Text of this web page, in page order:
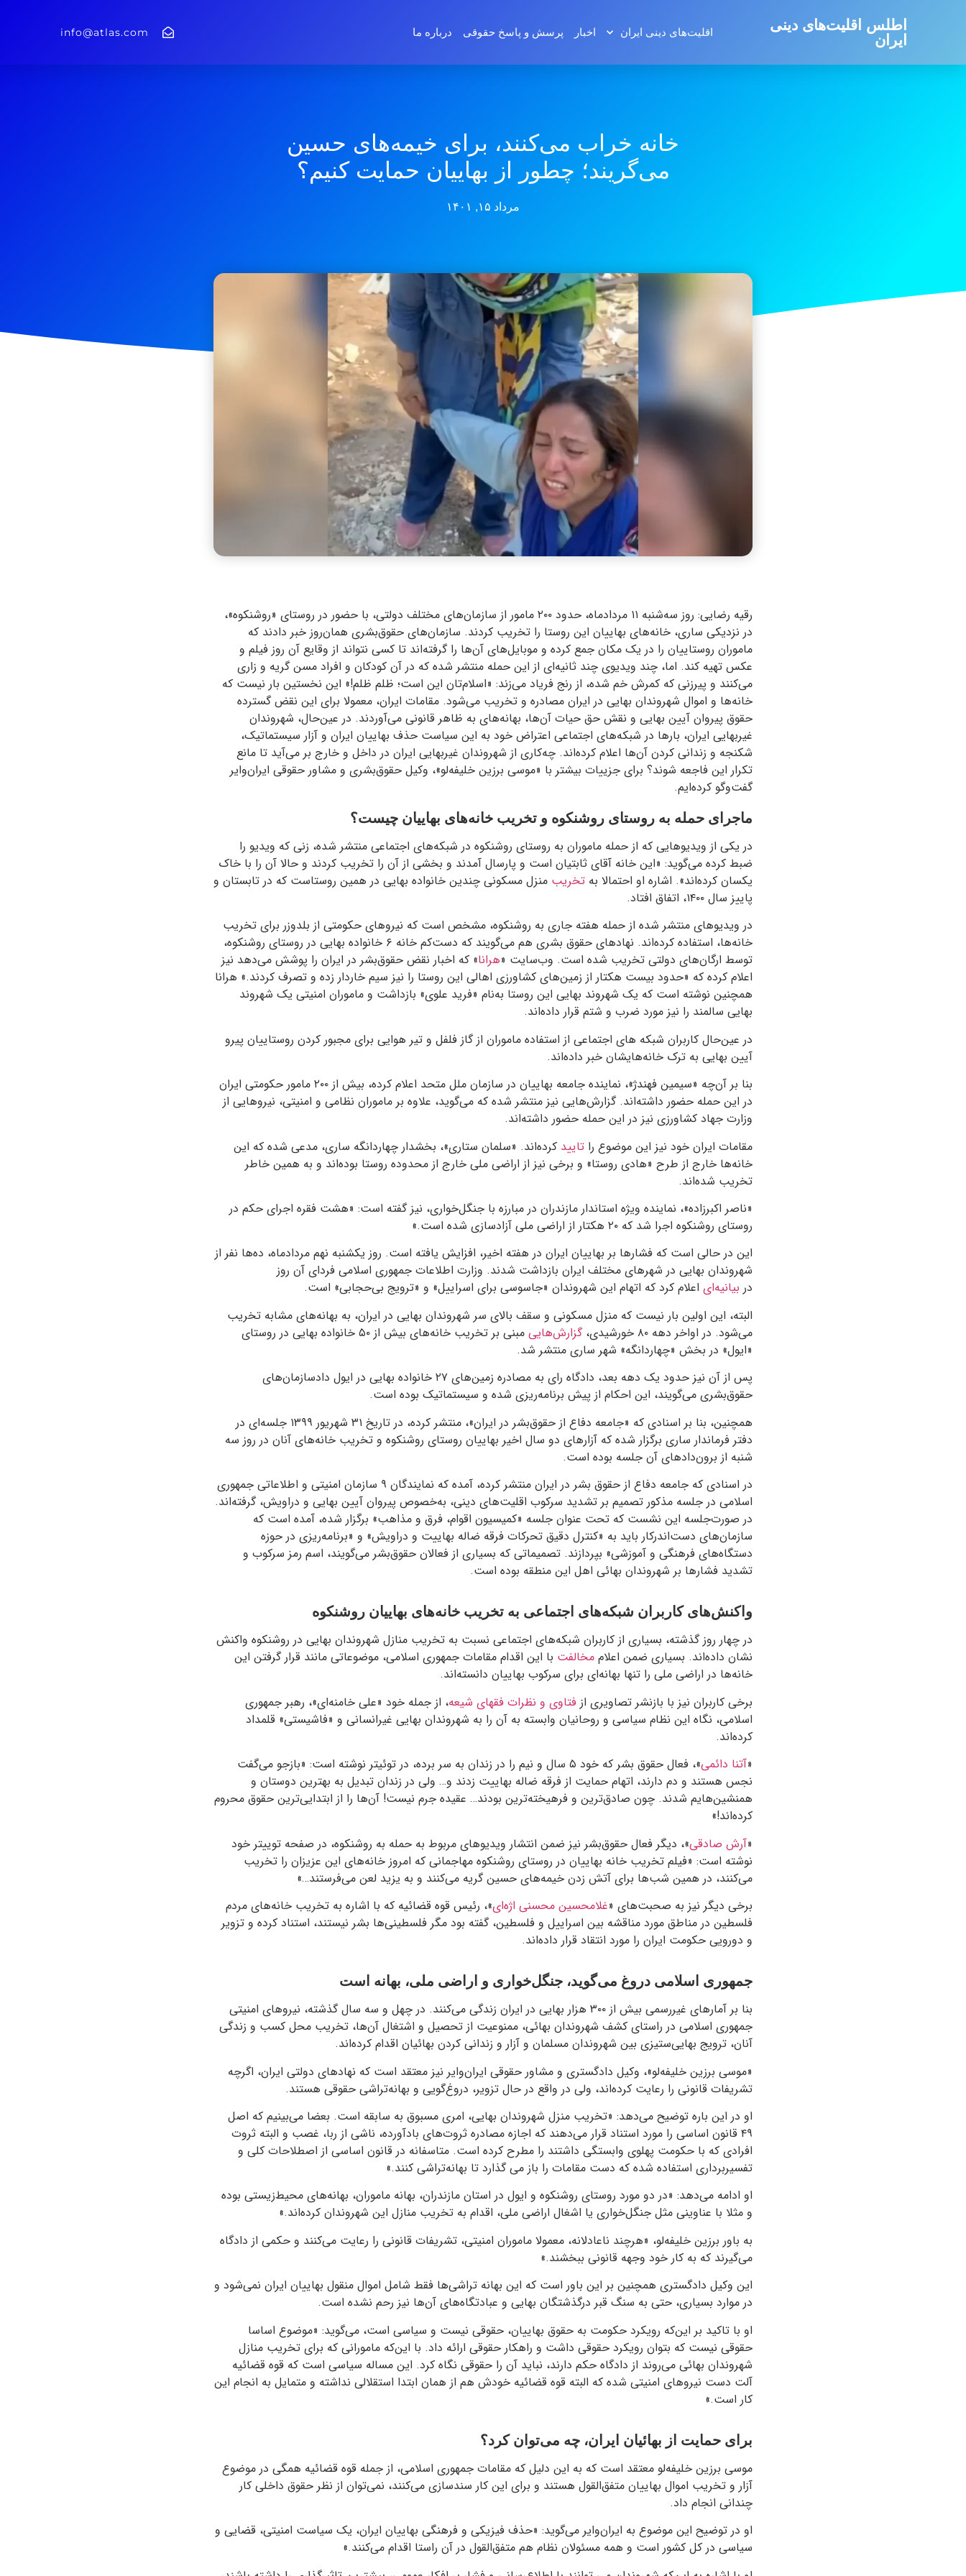
اطلس اقلیت‌های دینی
ایران
اقلیت‌های دینی ایران اخبار پرسش و پاسخ‌ حقوقی درباره ما info@atlas.com
خانه خراب می‌کنند، برای خیمه‌های حسین
می‌گریند؛ چطور از بهاییان حمایت کنیم؟
مرداد ۱۵, ۱۴۰۱
رقیه رضایی: روز سه‌شنبه ۱۱ مردادماه، حدود ۲۰۰ مامور از سازمان‌های مختلف دولتی، با حضور در روستای «روشنکوه»،
در نزدیکی ساری، خانه‌های بهاییان این روستا را تخریب کردند. سازمان‌های حقوق‌بشری همان‌روز خبر دادند که
ماموران روستاییان را در یک مکان جمع کرده و موبایل‌های آن‌ها را گرفته‌اند تا کسی نتواند از وقایع آن روز فیلم و
عکس تهیه کند. اما، چند ویدیوی چند ثانیه‌ای از این حمله منتشر شده که در آن کودکان و افراد مسن گریه و زاری
می‌کنند و پیرزنی که کمرش خم شده، از رنج فریاد می‌زند: «اسلام‌تان این است؛ ظلم ظلم!» این نخستین بار نیست که
خانه‌ها و اموال شهروندان بهایی در ایران مصادره و تخریب می‌شود. مقامات ایران، معمولا برای این نقض گسترده
حقوق پیروان آیین بهایی و نقش حق حیات آن‌ها، بهانه‌های به ظاهر قانونی می‌آوردند. در عین‌حال، شهروندان
غیربهایی ایران، بارها در شبکه‌های اجتماعی اعتراض خود به این سیاست حذف بهاییان ایران و آزار سیستماتیک،
شکنجه و زندانی کردن آن‌ها اعلام کرده‌اند. چه‌کاری از شهروندان غیربهایی ایران در داخل و خارج بر می‌آید تا مانع
تکرار این فاجعه شوند؟ برای جزییات بیشتر با «موسی برزین خلیفه‌لو»، وکیل حقوق‌بشری و مشاور حقوقی ایران‌وایر
گفت‌وگو کرده‌ایم.
ماجرای حمله به روستای روشنکوه و تخریب خانه‌های بهاییان چیست؟
در یکی از ویدیوهایی که از حمله ماموران به روستای روشنکوه در شبکه‌های اجتماعی منتشر شده، زنی که ویدیو را
ضبط کرده می‌گوید: «این خانه آقای ثابتیان است و پارسال آمدند و بخشی از آن را تخریب کردند و حالا آن را با خاک
یکسان کرده‌اند». اشاره او احتمالا به تخریب منزل مسکونی چندین خانواده بهایی در همین روستاست که در تابستان و
پاییز سال ۱۴۰۰، اتفاق افتاد.
در ویدیوهای منتشر شده از حمله هفته جاری به روشنکوه، مشخص است که نیروهای حکومتی از بلدوزر برای تخریب
خانه‌ها، استفاده کرده‌اند. نهادهای حقوق بشری هم می‌گویند که دست‌کم خانه ۶ خانواده بهایی در روستای روشنکوه،
توسط ارگان‌های دولتی تخریب شده است. وب‌سایت «هرانا» که اخبار نقض حقوق‌بشر در ایران را پوشش می‌دهد نیز
اعلام کرده که «حدود بیست هکتار از زمین‌های کشاورزی اهالی این روستا را نیز سیم خاردار زده و تصرف کردند.» هرانا
همچنین نوشته است که یک شهروند بهایی این روستا به‌نام «فرید علوی» بازداشت و ماموران امنیتی یک شهروند
بهایی سالمند را نیز مورد ضرب و شتم قرار داده‌اند.
در عین‌حال کاربران شبکه های اجتماعی از استفاده ماموران از گاز فلفل و تیر هوایی برای مجبور کردن روستاییان پیرو
آیین بهایی به ترک خانه‌هایشان خبر داده‌اند.
بنا بر آن‌چه «سیمین فهندژ»، نماینده جامعه بهاییان در سازمان ملل متحد اعلام کرده، بیش از ۲۰۰ مامور حکومتی ایران
در این حمله حضور داشته‌اند. گزارش‌هایی نیز منتشر شده که می‌گوید، علاوه بر ماموران نظامی و امنیتی، نیروهایی از
وزارت جهاد کشاورزی نیز در این حمله حضور داشته‌اند.
مقامات ایران خود نیز این موضوع را تایید کرده‌اند. «سلمان ستاری»، بخشدار چهاردانگه ساری، مدعی شده که این
خانه‌ها خارج از طرح «هادی روستا» و برخی نیز از اراضی ملی خارج از محدوده روستا بوده‌اند و به همین خاطر
تخریب شده‌اند.
«ناصر اکبرزاده»، نماینده ویژه استاندار مازندران در مبارزه با جنگل‌خواری، نیز گفته است: «هشت فقره اجرای حکم در
روستای روشنکوه اجرا شد که ۲۰ هکتار از اراضی ملی آزادسازی شده است.»
این در حالی است که فشارها بر بهاییان ایران در هفته اخیر، افزایش یافته است. روز یکشنبه نهم مردادماه، ده‌ها نفر از
شهروندان بهایی در شهرهای مختلف ایران بازداشت شدند. وزارت اطلاعات جمهوری اسلامی فردای آن روز
در بیانیه‌ای اعلام کرد که اتهام این شهروندان «جاسوسی برای اسراییل» و «ترویج بی‌حجابی» است.
البته، این اولین بار نیست که منزل مسکونی و سقف بالای سر شهروندان بهایی در ایران، به بهانه‌های مشابه تخریب
می‌شود. در اواخر دهه ۸۰ خورشیدی،
گزارش‌هایی
مبنی بر تخریب خانه‌های بیش از ۵۰ خانواده بهایی در روستای
«ایول» در بخش «چهاردانگه» شهر ساری منتشر شد.
پس از آن نیز حدود یک دهه بعد، دادگاه رای به مصادره زمین‌های ۲۷ خانواده بهایی در ایول دادسازمان‌های
حقوق‌بشری می‌گویند، این احکام از پیش برنامه‌ریزی شده و سیستماتیک بوده است.
همچنین، بنا بر اسنادی که «جامعه دفاع از حقوق‌بشر در ایران»، منتشر کرده، در تاریخ ۳۱ شهریور ۱۳۹۹ جلسه‌ای در
دفتر فرماندار ساری برگزار شده که آزارهای دو سال اخیر بهاییان روستای روشنکوه و تخریب خانه‌های آنان در روز سه
شنبه از برون‌دادهای آن جلسه بوده است.
در اسنادی که جامعه دفاع از حقوق بشر در ایران منتشر کرده، آمده که نمایندگان ۹ سازمان امنیتی و اطلاعاتی جمهوری
اسلامی در جلسه مذکور تصمیم بر تشدید سرکوب اقلیت‌های دینی، به‌خصوص پیروان آیین بهایی و دراویش، گرفته‌اند.
در صورت‌جلسه این نشست که تحت عنوان جلسه «کمیسیون اقوام، فرق و مذاهب» برگزار شده، آمده است که
سازمان‌های دست‌اندرکار باید به «کنترل دقیق تحرکات فرقه ضاله بهاییت و دراویش» و «برنامه‌ریزی در حوزه‌
دستگاه‌های فرهنگی و آموزشی» بپردازند. تصمیماتی که بسیاری از فعالان حقوق‌بشر می‌گویند، اسم رمز سرکوب و
تشدید فشارها بر شهروندان بهائی اهل این منطقه بوده است.
واکنش‌های کاربران شبکه‌های اجتماعی به تخریب خانه‌های بهاییان روشنکوه
در چهار روز گذشته، بسیاری از کاربران شبکه‌های اجتماعی نسبت به تخریب منازل شهروندان بهایی در روشنکوه واکنش
نشان داده‌اند. بسیاری ضمن اعلام مخالفت با این اقدام مقامات جمهوری اسلامی، موضوعاتی مانند قرار گرفتن این
خانه‌ها در اراضی ملی را تنها بهانه‌ای برای سرکوب بهاییان دانسته‌اند.
برخی کاربران نیز با بازنشر تصاویری از فتاوی و نظرات فقهای شیعه، از جمله خود «علی خامنه‌ای»، رهبر جمهوری
اسلامی، نگاه این نظام سیاسی و روحانیان وابسته به آن را به شهروندان بهایی غیرانسانی و «فاشیستی» قلمداد
کرده‌اند.
«آتنا دائمی
»، فعال حقوق بشر که خود ۵ سال و نیم را در زندان به سر برده، در توئیتر نوشته است: «بازجو‌ می‌گفت
نجس هستند و دم دارند، اتهام حمایت از فرقه ضاله بهاییت زدند و… ولی در زندان تبدیل به بهترین دوستان و
همنشین‌هایم شدند. چون صادق‌ترین و فرهیخته‌ترین بودند… عقیده جرم نیست! آن‌ها را از ابتدایی‌ترین حقوق محروم
کرده‌اند!»
«آرش صادقی»، دیگر فعال حقوق‌بشر نیز ضمن انتشار ویدیوهای مربوط به حمله به روشنکوه، در صفحه توییتر خود
نوشته است: «فیلم تخریب خانه بهاییان در روستای روشنکوه مهاجمانی که امروز خانه‌های این عزیزان را تخریب
می‌کنند، در همین شب‌ها برای آتش زدن خیمه‌های حسین گریه می‌کنند و به یزید لعن می‌فرستند…»
برخی دیگر نیز به صحبت‌های «غلامحسین محسنی اژه‌ای»، رئیس قوه قضائیه که با اشاره به تخریب خانه‌های مردم
فلسطین در مناطق مورد مناقشه بین اسراییل و فلسطین، گفته بود مگر فلسطینی‌ها بشر نیستند، استناد کرده و تزویر
و دورویی حکومت ایران را مورد انتقاد قرار داده‌اند.
جمهوری اسلامی دروغ می‌گوید، جنگل‌خواری و اراضی ملی، بهانه است
بنا بر آمارهای غیررسمی بیش از ۳۰۰ هزار بهایی در ایران زندگی می‌کنند. در چهل و سه سال گذشته، نیروهای امنیتی
جمهوری اسلامی در راستای کشف شهروندان بهائی، ممنوعیت از تحصیل و اشتغال آن‌ها، تخریب محل کسب و زندگی
آنان، ترویج بهایی‌ستیزی بین شهروندان مسلمان و آزار و زندانی کردن بهائیان اقدام کرده‌اند.
«موسی برزین خلیفه‌لو»، وکیل دادگستری و مشاور حقوقی ایران‌وایر نیز معتقد است که نهادهای دولتی ایران، اگرچه
تشریفات قانونی را رعایت کرده‌اند، ولی در واقع در حال تزویر، دروغ‌گویی و بهانه‌تراشی حقوقی هستند.
او در این باره توضیح می‌دهد: «تخریب منزل شهروندان بهایی، امری مسبوق به سابقه است. بعضا می‌بینیم که اصل
۴۹ قانون اساسی را مورد استناد قرار می‌دهند که اجازه مصادره ثروت‌های بادآورده، ناشی از ربا، غصب و البته ثروت
افرادی که با حکومت پهلوی وابستگی داشتند را مطرح کرده است. متاسفانه در قانون اساسی از اصطلاحات کلی و
تفسیربرداری استفاده شده که دست مقامات را باز می گذارد تا بهانه‌تراشی کنند.»
او ادامه می‌دهد: «در دو مورد روستای روشنکوه و ایول در استان مازندران، بهانه ماموران، بهانه‌های محیط‌زیستی بوده
و مثلا با عناوینی مثل جنگل‌خواری یا اشغال اراضی ملی، اقدام به تخریب منازل این شهروندان کرده‌اند.»
به باور برزین خلیفه‌لو، «هرچند ناعادلانه، معمولا ماموران امنیتی، تشریفات قانونی را رعایت می‌کنند و حکمی از دادگاه
می‌گیرند که به کار خود وجهه قانونی ببخشند.»
این وکیل دادگستری همچنین بر این باور است که این بهانه تراشی‌ها فقط شامل اموال منقول بهاییان ایران نمی‌شود و
در موارد بسیاری، حتی به سنگ قبر درگذشتگان بهایی و عبادتگاه‌های آن‌ها نیز رحم نشده است.
او با تاکید بر این‌که رویکرد حکومت به حقوق بهاییان، حقوقی نیست و سیاسی است، می‌گوید: «موضوع اساسا
حقوقی نیست که بتوان رویکرد حقوقی داشت و راهکار حقوقی ارائه داد. با این‌که مامورانی که برای تخریب منازل
شهروندان بهائی می‌روند از دادگاه حکم دارند، نباید آن را حقوقی نگاه کرد. این مساله سیاسی است که قوه قضائیه
آلت دست نیروهای امنیتی شده که البته قوه قضائیه خودش هم از همان ابتدا استقلالی نداشته و متمایل به انجام این
کار است.»
برای حمایت از بهائیان ایران، چه می‌توان کرد؟
موسی برزین خلیفه‌لو معتقد است که به این دلیل که مقامات جمهوری اسلامی، از جمله قوه قضائیه همگی در موضوع
آزار و تخریب اموال بهاییان متفق‌القول هستند و برای این کار سندسازی می‌کنند، نمی‌توان از نظر حقوق داخلی کار
چندانی انجام داد.
او در توضیح این موضوع به ایران‌وایر می‌گوید: «حذف فیزیکی و فرهنگی بهاییان ایران، یک سیاست امنیتی، قضایی و
سیاسی در کل کشور است و همه مسئولان نظام هم متفق‌القول در آن راستا اقدام می‌کنند.»